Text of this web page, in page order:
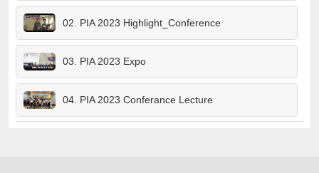
02. PIA 2023 Highlight_Conference
03. PIA 2023 Expo
04. PIA 2023 Conferance Lecture